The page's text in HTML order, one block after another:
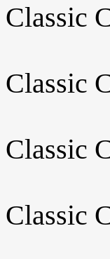
Classic
Classic
Classic
Classic